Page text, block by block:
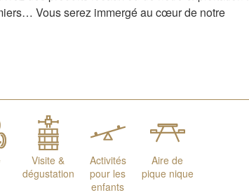
Vous serez immergé au cœur de notre
Visite &
dégustation
Activités
pour les
enfants
Aire de
pique nique